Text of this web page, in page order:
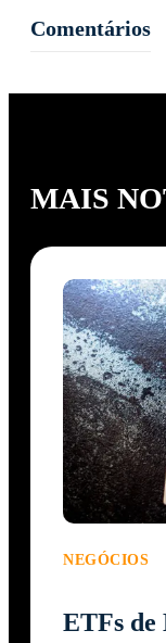
Comentários
MAIS
NEGÓCIOS
ETFs de